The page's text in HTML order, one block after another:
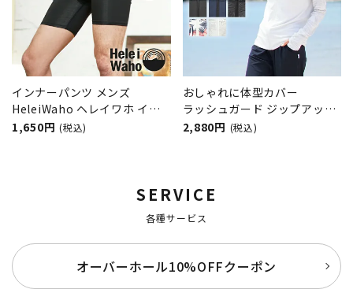
インナーパンツ メンズ
HeleiWaho ヘレイワホ イン
ナー ラッシュガード素材 スト
1,650円 (税込)
おしゃれに体型カバー
ラッシュガード ジップアップ
レディース フードなし
海
2,880円 (税込)
SERVICE
各種サービス
オーバーホール10%OFFクーポン